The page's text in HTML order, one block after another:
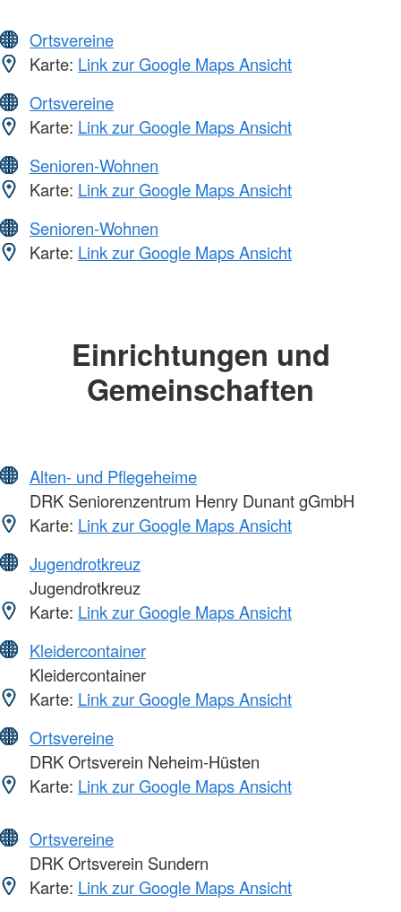
Ortsvereine
Karte: Link zur Google Maps Ansicht
Ortsvereine
Karte: Link zur Google Maps Ansicht
Senioren-Wohnen
Karte: Link zur Google Maps Ansicht
Senioren-Wohnen
Karte: Link zur Google Maps Ansicht
Einrichtungen und
Gemeinschaften
Alten- und Pflegeheime
DRK Seniorenzentrum Henry Dunant gGmbH
Karte: Link zur Google Maps Ansicht
Jugendrotkreuz
Jugendrotkreuz
Karte: Link zur Google Maps Ansicht
Kleidercontainer
Kleidercontainer
Karte: Link zur Google Maps Ansicht
Ortsvereine
DRK Ortsverein Neheim-Hüsten
Karte: Link zur Google Maps Ansicht
Ortsvereine
DRK Ortsverein Sundern
Karte: Link zur Google Maps Ansicht